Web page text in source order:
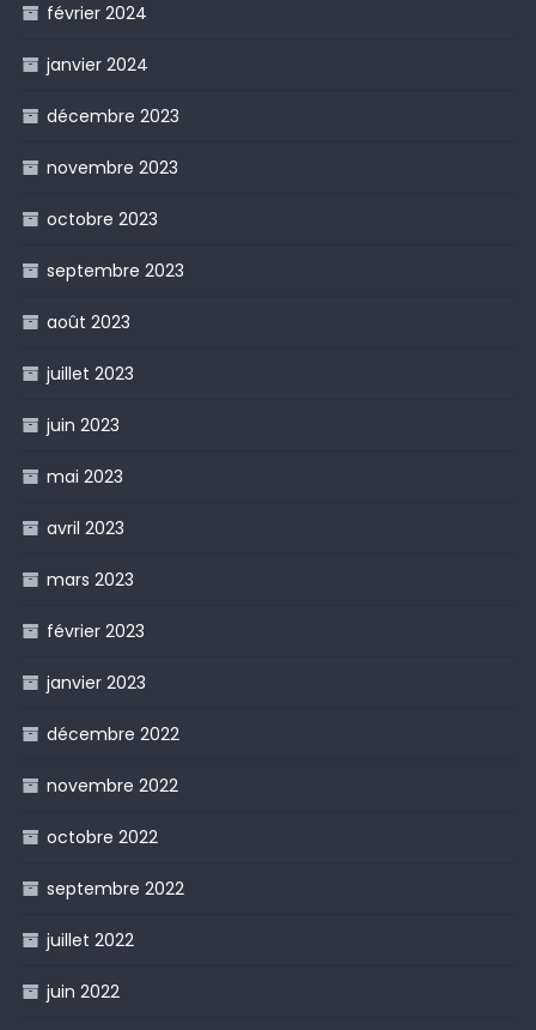
février 2024
janvier 2024
décembre 2023
novembre 2023
octobre 2023
septembre 2023
août 2023
juillet 2023
juin 2023
mai 2023
avril 2023
mars 2023
février 2023
janvier 2023
décembre 2022
novembre 2022
octobre 2022
septembre 2022
juillet 2022
juin 2022